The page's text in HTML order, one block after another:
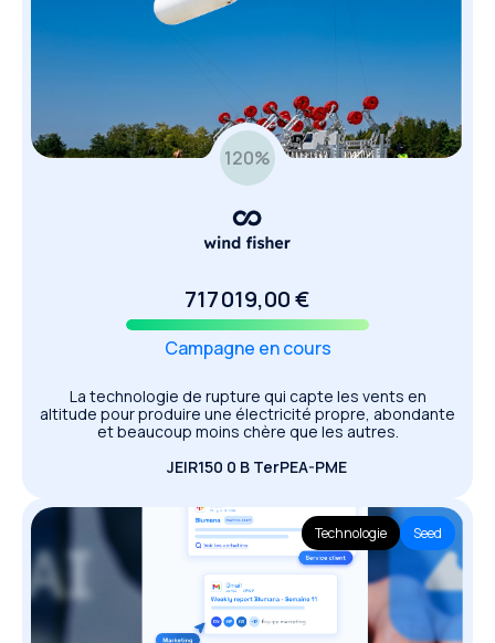
120%
717 019,00 €
Campagne en cours
La technologie de rupture qui capte les vents en
altitude pour produire une électricité propre, abondante
et beaucoup moins chère que les autres.
JEIR150 0 B TerPEA-PME
Technologie Seed